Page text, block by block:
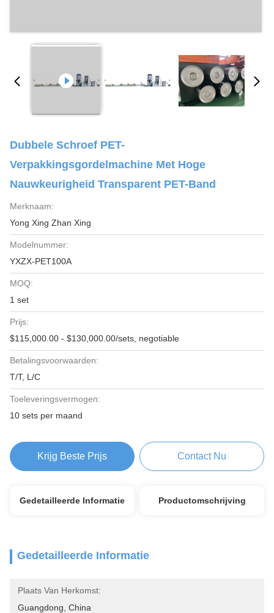
Dubbele Schroef PET-
Verpakkingsgordelmachine Met Hoge
Nauwkeurigheid Transparent PET-Band
Merknaam:
Yong Xing Zhan Xing
Modelnummer:
YXZX-PET100A
MOQ:
1 set
Prijs:
$115,000.00 - $130,000.00/sets, negotiable
Betalingsvoorwaarden:
T/T, L/C
Toeleveringsvermogen:
10 sets per maand
Krijg Beste Prijs Contact Nu
Gedetailleerde Informatie Productomschrijving
Gedetailleerde Informatie
Plaats Van Herkomst:
Guangdong, China